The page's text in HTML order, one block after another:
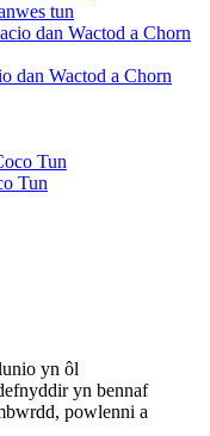
tun
dan Wactod a Chorn
Tun
yn ôl
yn bennaf
powlenni a